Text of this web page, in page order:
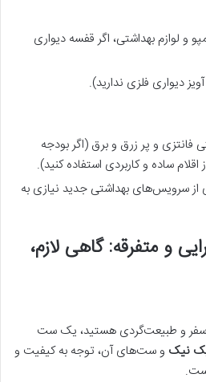
و لوازم بهداشتی، اگر قفسه دیواری
دیواری فلزی ندارید).
و پر زرق و برق (اگر بودجه
ساده و کاربردی استفاده کنید).
از سرویس‌های بهداشتی جدید نیازی به
و متفرقه: گاهی لازم،
و طبیعت‌گردی هستید، یک ست
نیک و ست‌های آن، توجه به کیفیت و